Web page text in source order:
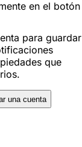
en el botón
para guardar
que
una cuenta